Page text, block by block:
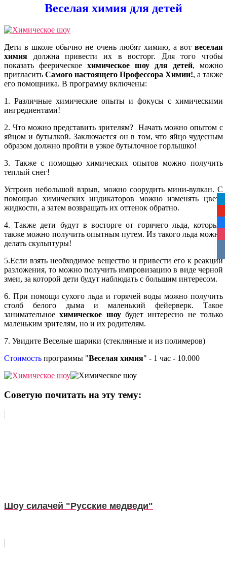
Веселая химия для детей
Дети в школе обычно не очень любят химию, а вот веселая
химия должна привести их в восторг. Для того чтобы
показать феерическое химическое шоу для детей, можно
пригласить Самого настоящего Профессора Химии!, а также
его помощника. В программу включены:
1. Различные химические опыты и фокусы с химическими
ингредиентами!
2. Что можно представить зрителям? Начать можно опытом с
яйцом и бутылкой. Заключается он в том, что яйцо чудесным
образом должно пройти в узкое бутылочное горлышко!
3. Также с помощью химических опытов можно получить
теплый снег!
Устроив небольшой взрыв, можно соорудить мини-вулкан. С
помощью химических индикаторов можно изменять цвета
жидкости, а затем возвращать их оттенок обратно.
4. Также дети будут в восторге от горячего льда, который
также можно получить опытным путем. Из такого льда можно
делать скульптуры!
5.Если взять необходимое вещество и привести его к реакции
разложения, то можно получить импровизацию в виде черной
змеи, за которой дети будут наблюдать с большим интересом.
6. При помощи сухого льда и горячей воды можно получить
столб белого дыма и маленький фейерверк. Такое
занимательноехимическое шоубудет интересно не только
маленьким зрителям, но и их родителям.
7. Увидите Веселые шарики (стеклянные и из полимеров)
Стоимость программы "Веселая химия" - 1 час - 10.000
Советую почитать на эту тему:
Шоу силачей "Русские медведи"